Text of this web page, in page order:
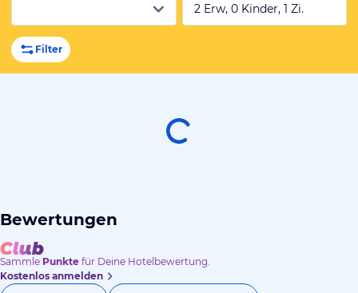
2 Erw, 0 Kinder, 1 Zi.
Filter
Bewertungen
Sammle Punkte für Deine Hotelbewertung.
Kostenlos anmelden